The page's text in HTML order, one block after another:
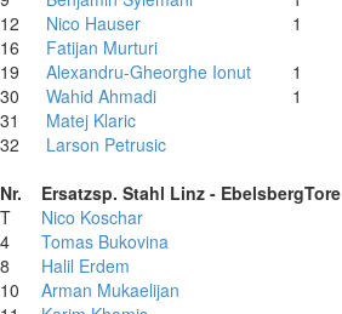
12
Nico Hauser
1
16
Fatijan Murturi
19
Alexandru-Gheorghe Ionut
1
30
Wahid Ahmadi
1
31
Matej Klaric
32
Larson Petrusic
Nr.
Ersatzsp. Stahl Linz - EbelsbergTore
T
Nico Koschar
4
Tomas Bukovina
8
Halil Erdem
10
Arman Mukaelijan